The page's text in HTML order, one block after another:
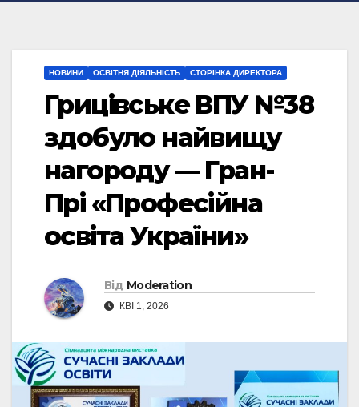
НОВИНИ ОСВІТНЯ ДІЯЛЬНІСТЬ СТОРІНКА ДИРЕКТОРА
Грицівське ВПУ №38
здобуло найвищу
нагороду — Гран-
Прі «Професійна
освіта України»
Від Moderation
КВІ 1, 2026